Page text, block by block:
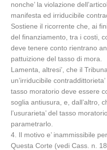
nonche’ la violazione
manifesta ed irriducibile
Sostiene il ricorrente che, ai
del finanziamento, tra i costi,
deve tenere conto rientrano
pattuizione del tasso di mora.
Lamenta, altresi’, che il
un’irriducibile
tasso moratorio deve essere
soglia antiusura, e, dall’altro,
l’usurarieta’ del tasso
parametrarlo.
4. Il motivo e’ inammissibile
Questa Corte (vedi Cass. n.